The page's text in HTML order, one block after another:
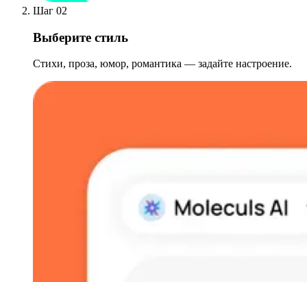
Шаг 02
Выберите стиль
Стихи, проза, юмор, романтика — задайте настроение.